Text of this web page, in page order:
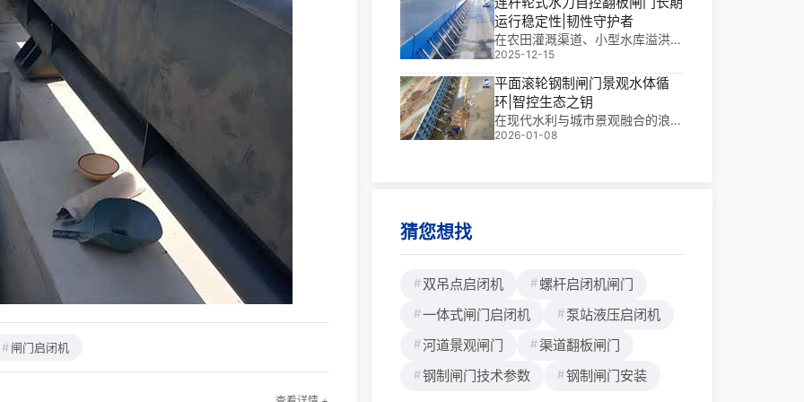
闸门启闭机
修复与防洪安全的“双轮驱动”。它
以灵活调控水位、快速启闭、适应
复杂地形等优势，正成为中小流域
治理的“新宠”。尤
运行稳定性|韧性守护者
在农田灌溉渠道、小型水库溢洪
道、城市景观水系与山区河道治理
中，连杆轮式水力自控翻板闸门正
成为“无声的守护者”。它无需外部
动力，依靠水位变化自动启闭，实
现**泄流与防洪调控。根据规格不
同，单扇价格通常在
2025-12-15
平面滚轮钢制闸门景观水体循
环|智控生态之钥
在现代水利与城市景观融合的浪潮
中，平面滚轮钢制闸门景观水体循
2026-01-08
猜您想找
双吊点启闭机
螺杆启闭机闸门
一体式闸门启闭机
泵站液压启闭机
河道景观闸门
渠道翻板闸门
钢制闸门技术参数
钢制闸门安装